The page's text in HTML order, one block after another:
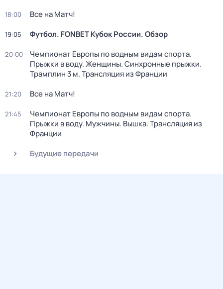
18:00 Все на Матч!
19:05 Футбол. FONBET Кубок России. Обзор
20:00
Чемпионат Европы по водным видам спорта.
Прыжки в воду. Женщины. Синхронные прыжки.
Трамплин 3 м. Трансляция из Франции
21:20 Все на Матч!
21:45
Чемпионат Европы по водным видам спорта.
Прыжки в воду. Мужчины. Вышка. Трансляция из
Франции
Будущие передачи